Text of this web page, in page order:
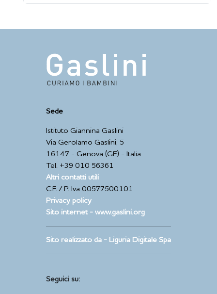
Sede
Istituto Giannina Gaslini
Via Gerolamo Gaslini, 5
16147 - Genova (GE) - Italia
Tel. +39 010 56361
Altri contatti utili
C.F. / P. Iva 00577500101
Privacy policy
Sito internet - www.gaslini.org
Sito realizzato da - Liguria Digitale Spa
Seguici su: